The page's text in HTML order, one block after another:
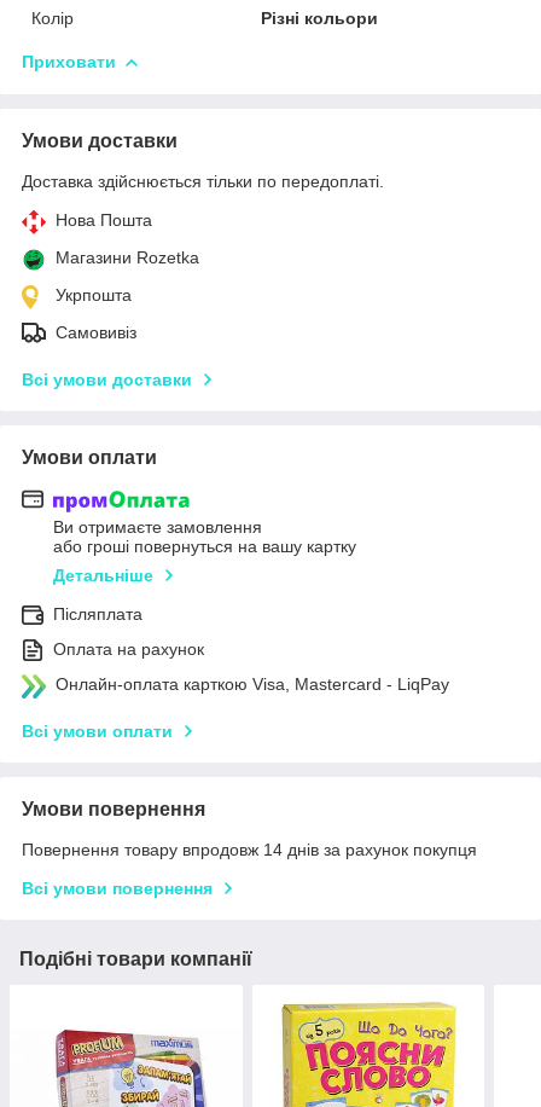
Колір Різні кольори
Приховати
Умови доставки
Доставка здійснюється тільки по передоплаті.
Нова Пошта
Магазини Rozetka
Укрпошта
Самовивіз
Всі умови доставки
Умови оплати
Ви отримаєте замовлення
або гроші повернуться на вашу картку
Детальніше
Післяплата
Оплата на рахунок
Онлайн-оплата карткою Visa, Mastercard - LiqPay
Всі умови оплати
Умови повернення
Повернення товару впродовж 14 днів за рахунок покупця
Всі умови повернення
Подібні товари компанії